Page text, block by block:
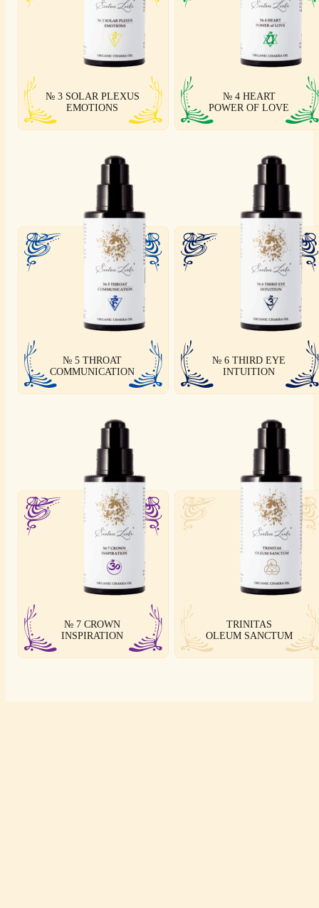
№ 3 SOLAR PLEXUS
EMOTIONS
№ 4 HEART
POWER OF LOVE
№ 5 THROAT
COMMUNICATION
№ 6 THIRD EYE
INTUITION
№ 7 CROWN
INSPIRATION
TRINITAS
OLEUM SANCTUM